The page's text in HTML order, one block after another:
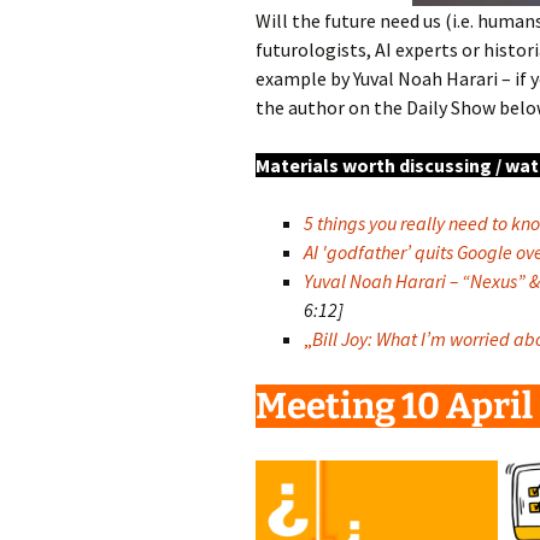
Will the future need us (i.e.
futurologists, AI experts or
example by Yuval Noah Harari –
the author on the Daily Show
Materials worth discussing /
5 things you really need to
AI 'godfather’ quits Google
Yuval Noah Harari – “Nexus”
6:12]
Bill Joy: What I’m worried
Meeting 10 April